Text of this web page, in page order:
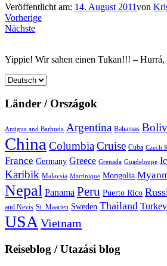
Veröffentlicht am: 14. August 2011von
Vorherige
Nächste
Yippie! Wir sahen einen Tukan!!! –
Sprache
Länder / Országok
Antigua and Barbuda Argentina Bahamas
China ColumbiaCruise Cuba Czech
France Germany Greece Grenada Guadeloupe
Karibik Malaysia Martinique Mongolia
Nepal Panama Peru Puerto Rico
and Nevis St. Maarten Sweden Thailand Turkey
USAVietnam
Reiseblog / Utazási blog